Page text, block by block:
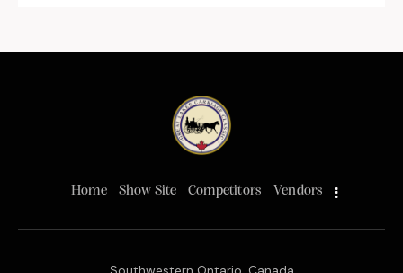
Home Show Site Competitors Vendors